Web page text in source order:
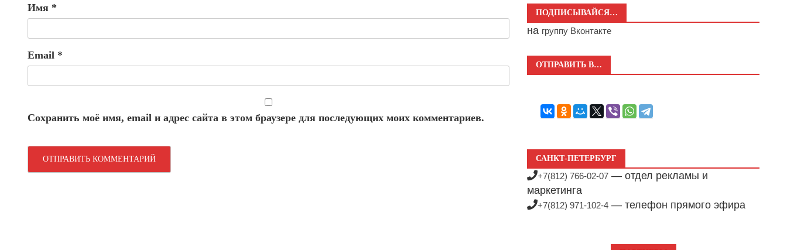
Имя *
Email *
Сохранить моё имя, email и адрес сайта в этом браузере для последующих моих комментариев.
ПОДПИСЫВАЙСЯ…
на группу Вконтакте
ОТПРАВИТЬ В…
САНКТ-ПЕТЕРБУРГ
+7(812) 766-02-07 — отдел рекламы и
маркетинга
+7(812) 971-102-4 — телефон прямого эфира